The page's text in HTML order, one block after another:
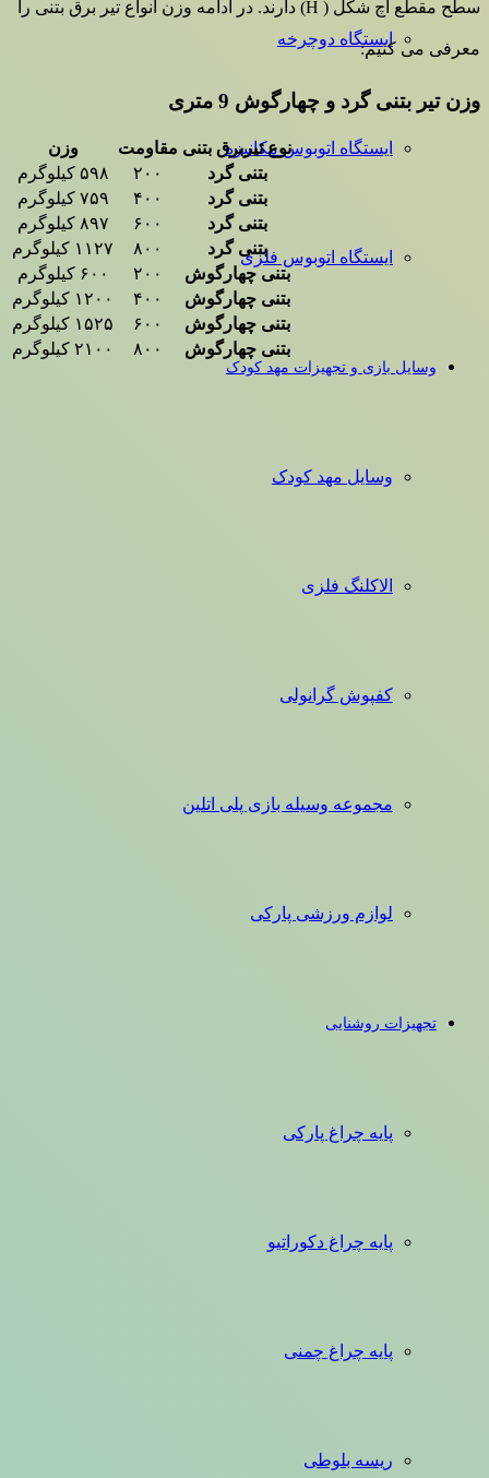
ایستگاه دوچرخه
ایستگاه اتوبوس مکانیزه
ایستگاه اتوبوس فلزی
وسایل بازی و تجهیزات مهد کودک
وسایل مهد کودک
الاکلنگ فلزی
کفپوش گرانولی
مجموعه وسیله بازی پلی اتلین
لوازم ورزشی پارکی
تجهیزات روشنایی
پایه چراغ پارکی
پایه چراغ دکوراتیو
پایه چراغ چمنی
ریسه بلوطی
سطح مقطع اچ شکل ( H) دارند. در ادامه وزن انواع تیر برق بتنی را
معرفی می کنیم:
وزن تیر بتنی گرد و چهارگوش 9 متری
نوع تیربرق بتنی مقاومت
وزن
بتنی گرد
۲۰۰
۵۹۸ کیلوگرم
بتنی گرد
۴۰۰
۷۵۹ کیلوگرم
بتنی گرد
۶۰۰
۸۹۷ کیلوگرم
بتنی گرد
۸۰۰
۱۱۲۷ کیلوگرم
بتنی چهارگوش
۲۰۰
۶۰۰ کیلوگرم
بتنی چهارگوش
۴۰۰
۱۲۰۰ کیلوگرم
بتنی چهارگوش
۶۰۰
۱۵۲۵ کیلوگرم
بتنی چهارگوش
۸۰۰ ۲۱۰۰ کیلوگرم